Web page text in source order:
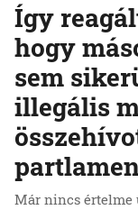
Így
hogy
sem
illegális
Már nincs